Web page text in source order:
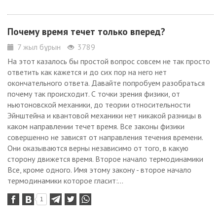
Почему время течет только вперед?
7 жыл бұрын
3789
На этот казалось бы простой вопрос совсем не так просто
ответить как кажется и до сих пор на него нет
окончательного ответа. Давайте попробуем разобраться
почему так происходит. С точки зрения физики, от
ньютоновской механики, до теории относительности
Эйнштейна и квантовой механики нет никакой разницы в
каком направлении течет время. Все законы физики
совершенно не зависят от направления течения времени.
Они оказываются верны независимо от того, в какую
сторону движется время. Второе начало термодинамики
Все, кроме одного. Имя этому закону - второе начало
термодинамики которое гласит:...
1